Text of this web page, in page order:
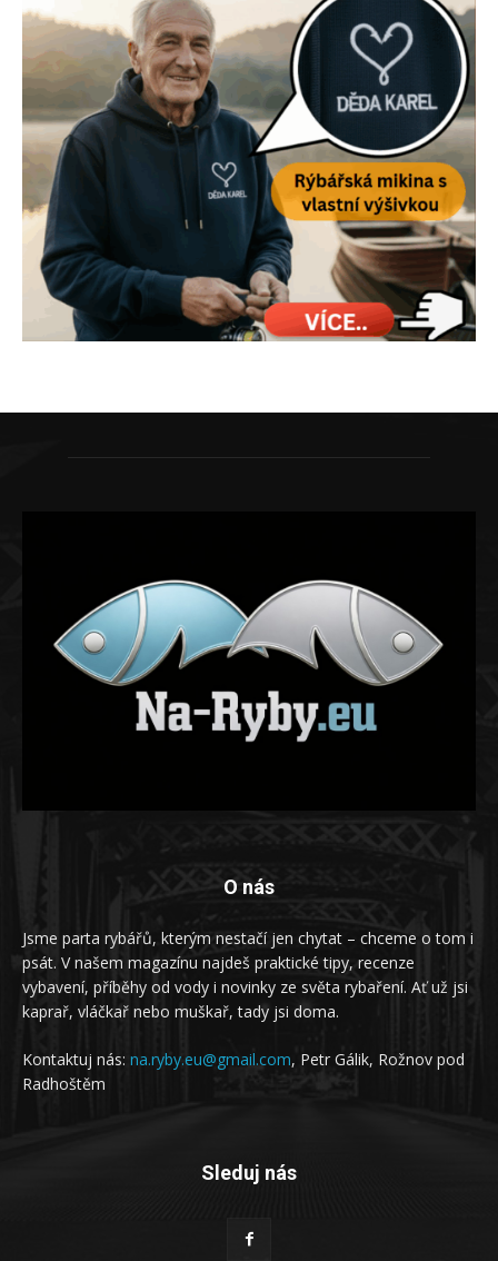
O nás
Jsme parta rybářů, kterým nestačí jen chytat – chceme o tom i
psát. V našem magazínu najdeš praktické tipy, recenze
vybavení, příběhy od vody i novinky ze světa rybaření. Ať už jsi
kaprař, vláčkař nebo muškař, tady jsi doma.
Kontaktuj nás: na.ryby.eu@gmail.com, Petr Gálik, Rožnov pod
Radhoštěm
Sleduj nás